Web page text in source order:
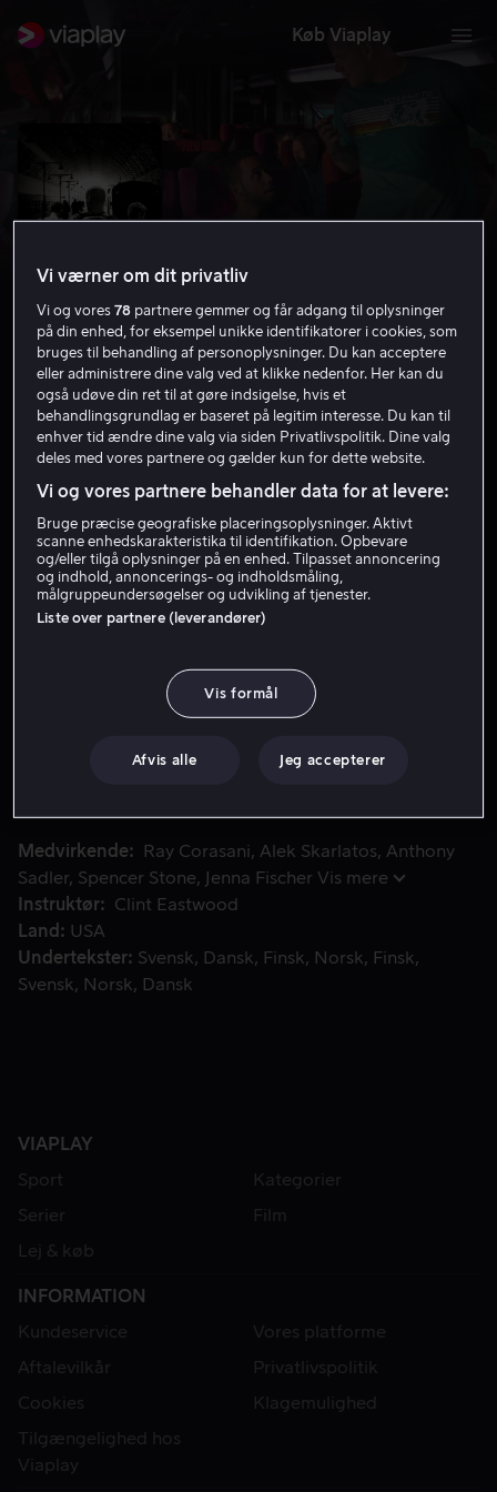
Køb Viaplay
The 15:17 To Paris
5.3 Drama 2018 1 t. 29 min
15 år
HD
Lej 49 kr
Køb 99 kr
Se trailer
Et terrorangreb på et tog mod Paris bliver forhindret af
Et terrorangreb på et tog mod Paris bliver forhindret af
bedste våben hvormed de reddede de andre
Medvirkende Ray Corasani Alek Skarlatos
Anthony
Sadler Spencer Stone Jenna Fischer Vis mere
Instruktør
Clint Eastwood
Land
USA
Undertekster
Svensk Dansk Finsk Norsk
Finsk
Svensk
Norsk Dansk
VIAPLAY
Sport
Kategorier
Serier
Film
Lej & køb
INFORMATION
Kundeservice
Vores platforme
Aftalevilkår
Privatlivspolitik
Cookies
Klagemulighed
Tilgængelighed hos
Viaplay
Vi værner om dit privatliv
Vi og vores78 partnere gemmer og får adgang til oplysninger
på din enhed, for eksempel unikke identifikatorer i cookies, som
bruges til behandling af personoplysninger. Du kan acceptere
eller administrere dine valg ved at klikke nedenfor. Her kan du
også udøve din ret til at gøre indsigelse, hvis et
behandlingsgrundlag er baseret på legitim interesse. Du kan til
enhver tid ændre dine valg via siden Privatlivspolitik. Dine valg
deles med vores partnere og gælder kun for dette website.
Vi og vores partnere behandler data for at levere:
Bruge præcise geografiske placeringsoplysninger. Aktivt
scanne enhedskarakteristika til identifikation. Opbevare
og/eller tilgå oplysninger på en enhed. Tilpasset annoncering
og indhold, annoncerings- og indholdsmåling,
målgruppeundersøgelser og udvikling af tjenester.
Liste over partnere (leverandører)
Vis formål
Afvis alle Jeg accepterer